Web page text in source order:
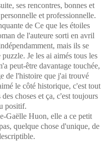
ses rencontres, bonnes et
et professionnelle.
de Ce que les étoiles
de l'auteure sorti en avril
mais ils se
Je les ai aimés tous les
peut-être davantage touchée,
de l'histoire que j'ai trouvé
le côté historique, c'est tout
choses et ça, c'est toujours
positif.
Gaëlle Huon, elle a ce petit
quelque chose d'unique, de